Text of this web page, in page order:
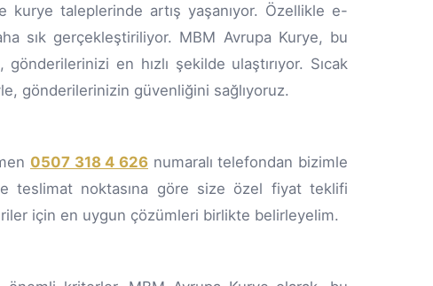
kurye taleplerinde artış yaşanıyor. Özellikle e-
sık gerçekleştiriliyor. MBM Avrupa Kurye, bu
en hızlı şekilde ulaştırıyor. Sıcak
gönderilerinizin güvenliğini sağlıyoruz.
0507 318 4 626 numaralı telefondan bizimle
teslimat noktasına göre size özel fiyat teklifi
için en uygun çözümleri birlikte belirleyelim.